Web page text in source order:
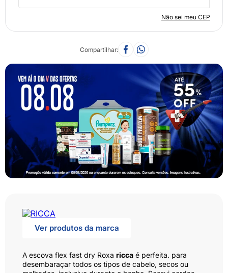
Não sei meu CEP
Compartilhar
Ver produtos da marca
A escova flex fast dry Roxa ricca é perfeita. para
desembaraçar todos os tipos de cabelo, secos ou